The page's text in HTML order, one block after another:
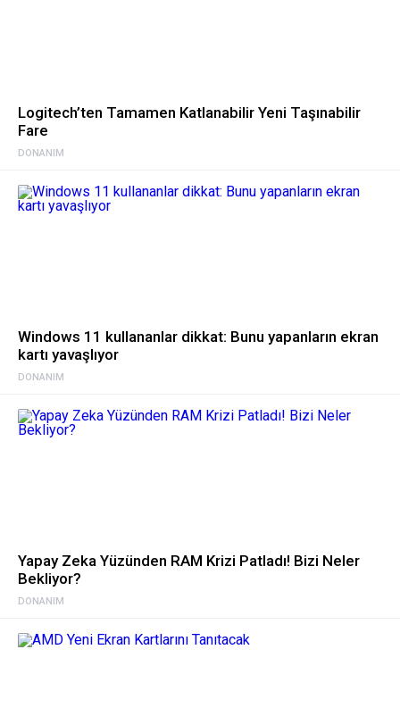
DONANIM
Logitech’ten Tamamen Katlanabilir Yeni Taşınabilir
Fare
DONANIM
Windows 11 kullananlar dikkat: Bunu yapanların ekran
kartı yavaşlıyor
DONANIM
Yapay Zeka Yüzünden RAM Krizi Patladı! Bizi Neler
Bekliyor?